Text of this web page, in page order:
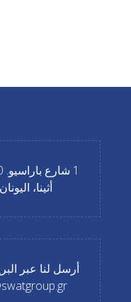
1 شارع باراسيو. 10440
أثينا، اليونان
أرسل لنا عبر